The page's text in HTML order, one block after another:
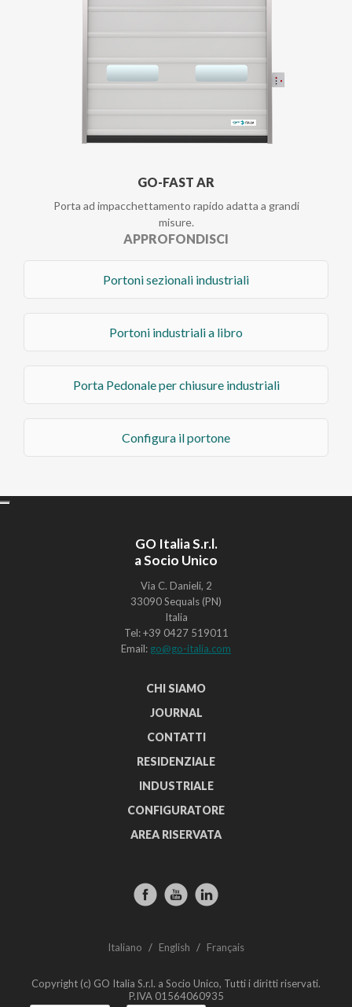
GO-FAST AR
Porta ad impacchettamento rapido adatta a grandi
misure.
APPROFONDISCI
Portoni sezionali industriali
Portoni industriali a libro
Porta Pedonale per chiusure industriali
Configura il portone
GO Italia S.r.l.
a Socio Unico
Via C. Danieli, 2
33090 Sequals (PN)
Italia
Tel: +39 0427 519011
Email: go@go-italia.com
CHI SIAMO
JOURNAL
CONTATTI
RESIDENZIALE
INDUSTRIALE
CONFIGURATORE
AREA RISERVATA
Italiano / English / Français
Copyright (c) GO Italia S.r.l. a Socio Unico, Tutti i diritti riservati.
P.IVA 01564060935